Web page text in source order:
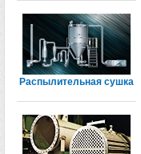
Распылительная сушка